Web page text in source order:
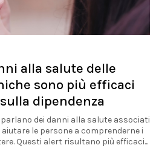
alla salute delle
sono più efficaci
dipendenza
dei danni alla salute associati
le persone a comprenderne i
Questi alert risultano più efficaci...